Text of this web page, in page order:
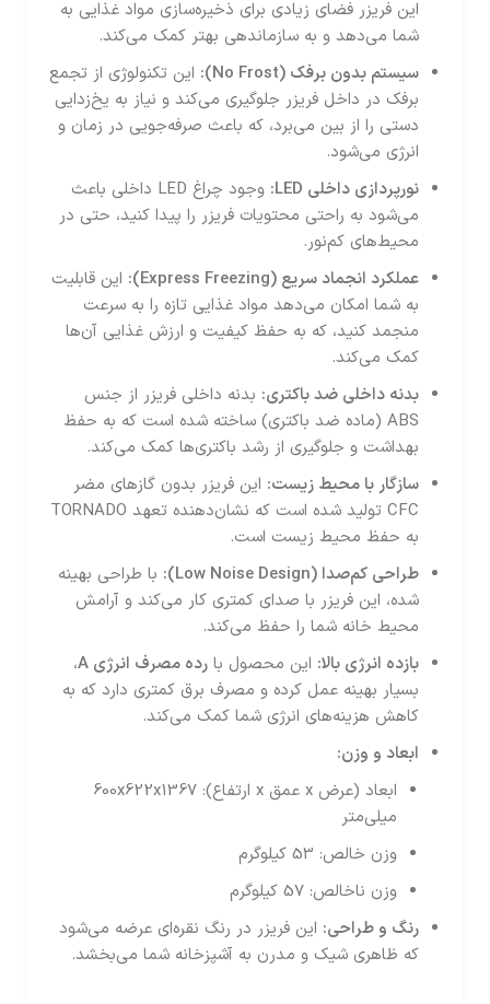
این فریزر فضای زیادی برای ذخیره‌سازی مواد غذایی به
شما می‌دهد و به سازماندهی بهتر کمک می‌کند.
سیستم بدون برفک (No Frost):
این تکنولوژی از تجمع
برفک در داخل فریزر جلوگیری می‌کند و نیاز به یخ‌زدایی
دستی را از بین می‌برد، که باعث صرفه‌جویی در زمان و
انرژی می‌شود.
نورپردازی داخلی
وجود چراغ LED داخلی باعث
می‌شود به راحتی محتویات فریزر را پیدا کنید، حتی در
محیط‌های کم‌نور.
عملکرد انجماد سریع (Express Freezing):
این قابلیت
به شما امکان می‌دهد مواد غذایی تازه را به سرعت
منجمد کنید، که به حفظ کیفیت و ارزش غذایی آن‌ها
کمک می‌کند.
بدنه داخلی ضد باکتری: بدنه داخلی فریزر از جنس
ABS (ماده ضد باکتری) ساخته شده است که به حفظ
بهداشت و جلوگیری از رشد باکتری‌ها کمک می‌کند.
سازگار با محیط زیست: این فریزر بدون گازهای مضر
CFC تولید شده است که نشان‌دهنده تعهد TORNADO
به حفظ محیط زیست است.
طراحی کم‌صدا (Low Noise Design):
با طراحی بهینه
شده، این فریزر با صدای کمتری کار می‌کند و آرامش
محیط خانه شما را حفظ می‌کند.
بازده انرژی بالا: این محصول با رده مصرف انرژی
،
بسیار بهینه عمل کرده و مصرف برق کمتری دارد که به
کاهش هزینه‌های انرژی شما کمک می‌کند.
ابعاد و وزن:
ابعاد (عرض x عمق x ارتفاع): 600x622x1367
میلی‌متر
وزن خالص: 53 کیلوگرم
وزن ناخالص: 57 کیلوگرم
رنگ و طراحی: این فریزر در رنگ نقره‌ای عرضه می‌شود
که ظاهری شیک و مدرن به آشپزخانه شما می‌بخشد.